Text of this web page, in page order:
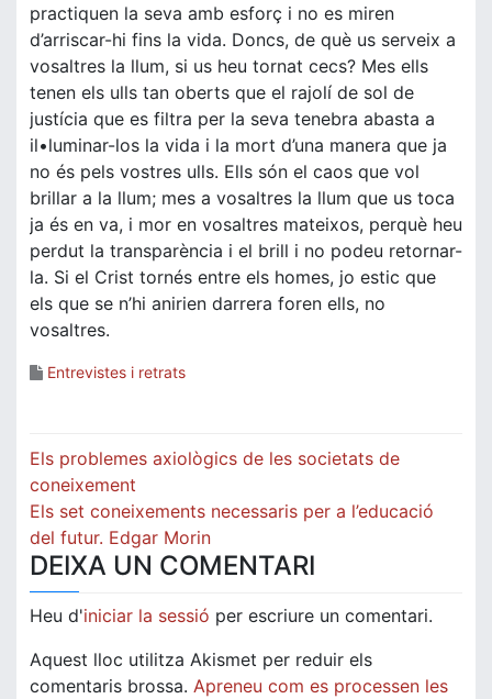
practiquen la seva amb esforç i no es miren
d’arriscar-hi fins la vida. Doncs, de què us serveix a
vosaltres la llum, si us heu tornat cecs? Mes ells
tenen els ulls tan oberts que el rajolí de sol de
justícia que es filtra per la seva tenebra abasta a
il•luminar-los la vida i la mort d’una manera que ja
no és pels vostres ulls. Ells són el caos que vol
brillar a la llum; mes a vosaltres la llum que us toca
ja és en va, i mor en vosaltres mateixos, perquè heu
perdut la transparència i el brill i no podeu retornar-
la. Si el Crist tornés entre els homes, jo estic que
els que se n’hi anirien darrera foren ells, no
vosaltres.
Entrevistes i retrats
Navegació
d'entrades
Els problemes axiològics de les societats de
coneixement
Els set coneixements necessaris per a l’educació
del futur. Edgar Morin
DEIXA UN COMENTARI
Heu d'iniciar la sessió per escriure un comentari.
Aquest lloc utilitza Akismet per reduir els
comentaris brossa. Apreneu com es processen les